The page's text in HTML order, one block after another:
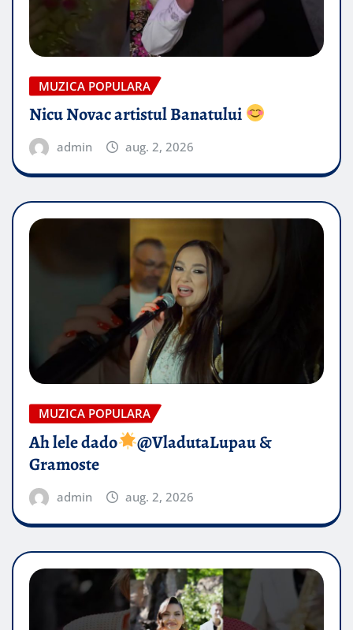
MUZICA POPULARA
Nicu Novac artistul Banatului
admin aug. 2, 2026
MUZICA POPULARA
Ah lele dado​
@VladutaLupau &
Gramoste
admin aug. 2, 2026